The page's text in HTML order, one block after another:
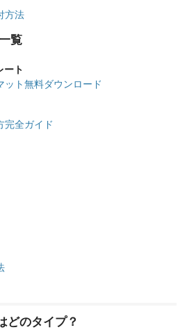
方法
覧
ート
ット無料ダウンロード
完全ガイド
どのタイプ？